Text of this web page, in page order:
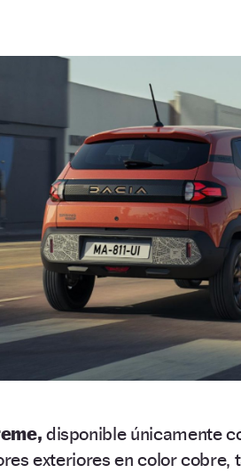
disponible únicamente
exteriores en color cobre,